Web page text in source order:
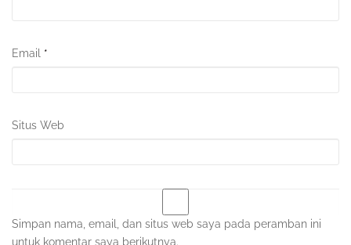
Email *
Situs Web
Simpan nama, email, dan situs web saya pada peramban ini
untuk komentar saya berikutnya.